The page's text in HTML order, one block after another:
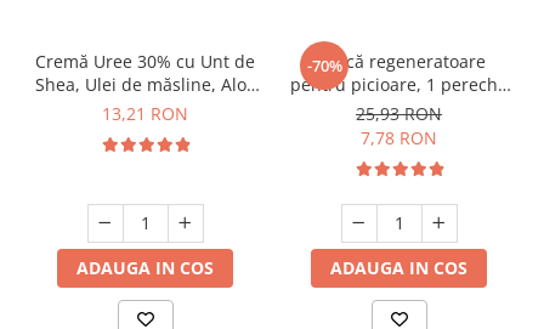
Cremă Uree 30% cu Unt de
Shea, Ulei de măsline, Aloe
Vera și Extract Lavandă, 50
13,21 RON
ADAUGA IN COS
-70%
Mască regeneratoare
pentru picioare, 1 pereche
șosete Dr. Soleil
25,93 RON
7,78 RON
ADAUGA IN COS